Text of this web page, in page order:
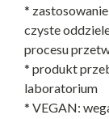
*
czyste
procesu
* produkt
laboratorium
* VEGAN: